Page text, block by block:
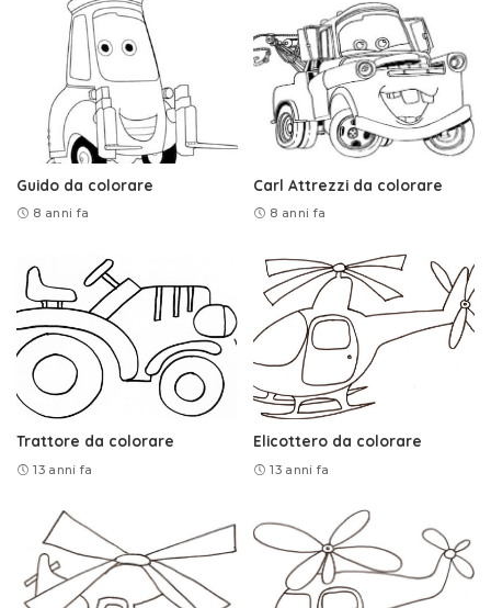
Guido da colorare
8 anni fa
Carl Attrezzi da colorare
8 anni fa
Trattore da colorare
13 anni fa
Elicottero da colorare
13 anni fa